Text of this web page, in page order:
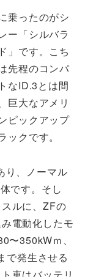
乗ったのがシ
ー「シルバラ
」です。こち
先程のコンパ
なID.3とは間
巨大なアメリ
ピックアップ
ックです。
り、ノーマル
です。そし
ルに、ZFの
電動化したモ
〜350kWｍ、
で発生させる
車はバッテリ